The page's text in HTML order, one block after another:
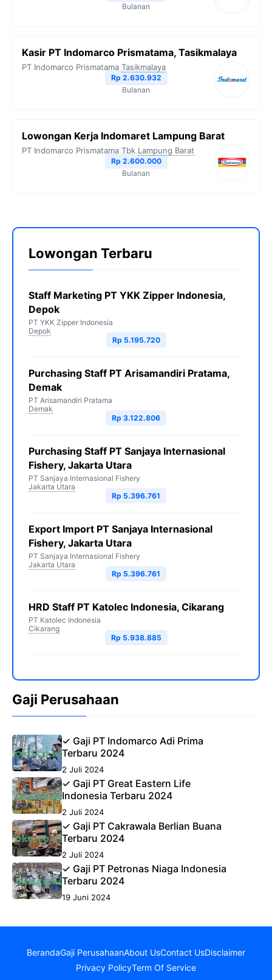
Bulanan
Kasir PT Indomarco Prismatama, Tasikmalaya
PT Indomarco Prismatama Tasikmalaya
Rp 2.630.932
Bulanan
Lowongan Kerja Indomaret Lampung Barat
PT Indomarco Prismatama Tbk Lampung Barat
Rp 2.600.000
Bulanan
Lowongan Terbaru
Staff Marketing PT YKK Zipper Indonesia,
Depok
PT YKK Zipper Indonesia
Depok
Rp 5.195.720
Purchasing Staff PT Arisamandiri Pratama,
Demak
PT Arisamandiri Pratama
Demak
Rp 3.122.806
Purchasing Staff PT Sanjaya Internasional
Fishery, Jakarta Utara
PT Sanjaya Internasional Fishery
Jakarta Utara
Rp 5.396.761
Export Import PT Sanjaya Internasional
Fishery, Jakarta Utara
PT Sanjaya Internasional Fishery
Jakarta Utara
Rp 5.396.761
HRD Staff PT Katolec Indonesia, Cikarang
PT Katolec Indonesia
Cikarang
Rp 5.938.885
Gaji Perusahaan
✓ Gaji PT Indomarco Adi Prima
Terbaru 2024
2 Juli 2024
✓ Gaji PT Great Eastern Life
Indonesia Terbaru 2024
2 Juli 2024
✓ Gaji PT Cakrawala Berlian Buana
Terbaru 2024
2 Juli 2024
✓ Gaji PT Petronas Niaga Indonesia
Terbaru 2024
19 Juni 2024
BerandaGaji PerusahaanAbout UsContact UsDisclaimer
Privacy PolicyTerm Of Service